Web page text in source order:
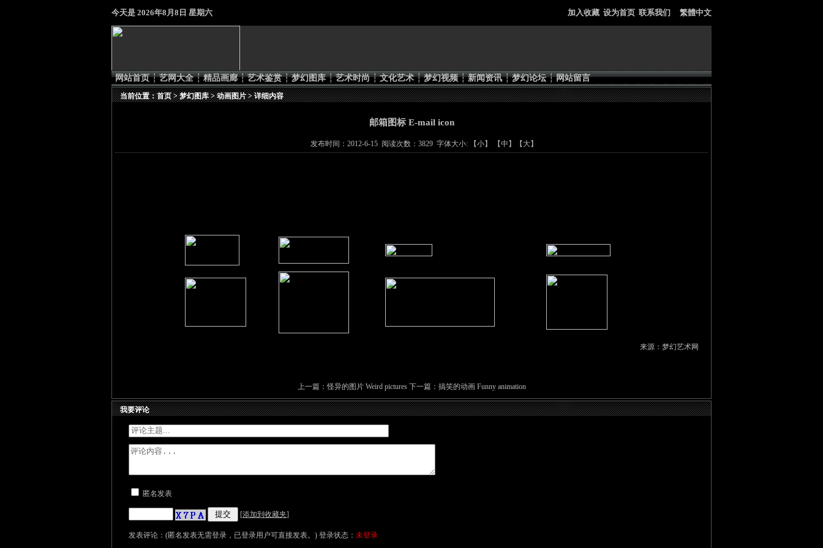
今天是 2026年8月8日 星期六 加入收藏 设为首页 联系我们 繁體中文
网站首页 ┆ 艺网大全 ┆ 精品画廊 ┆ 艺术鉴赏 ┆ 梦幻图库 ┆ 艺术时尚 ┆ 文化艺术 ┆ 梦幻视频 ┆ 新闻资讯 ┆ 梦幻论坛 ┆ 网站留言
当前位置：首页>梦幻图库>动画图片> 详细内容
邮箱图标 E-mail icon
发布时间：2012-6-15 阅读次数：3829 字体大小: 【小】 【中 】【 大】
来源：梦幻艺术网
上一篇：怪异的图片 Weird pictures下一篇： 搞笑的动画 Funny animation
我要评论
匿名发表
[添加到收藏夹]
发表评论：(匿名发表无需登录，已登录用户可直接发表。) 登录状态： 未登录